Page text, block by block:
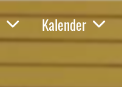
Kalender